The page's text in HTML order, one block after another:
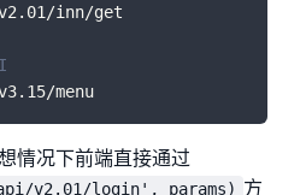
inn/get
menu
情况下前端直接通过
v2.01/login', params) 方